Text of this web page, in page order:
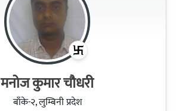
मनोज कुमार चौधरी
बाँके-२, लुम्बिनी प्रदेश